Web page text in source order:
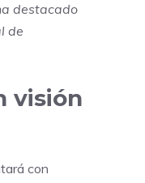
destacado
de
visión
con